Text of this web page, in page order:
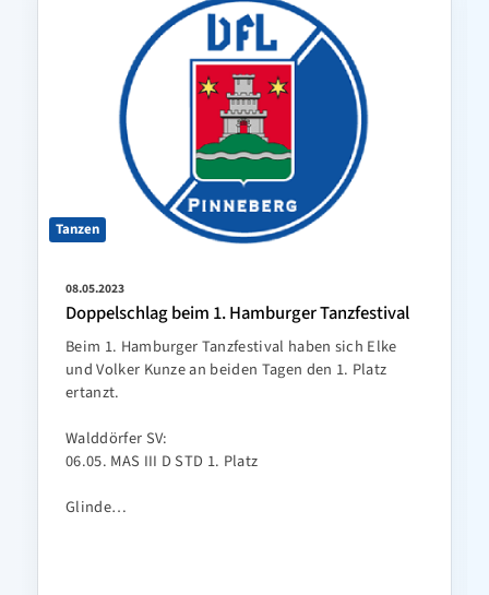
Tanzen
08.05.2023
Doppelschlag beim 1. Hamburger Tanzfestival
Beim 1. Hamburger Tanzfestival haben sich Elke
und Volker Kunze an beiden Tagen den 1. Platz
ertanzt.
Walddörfer SV:
06.05. MAS III D STD 1. Platz
Glinde…